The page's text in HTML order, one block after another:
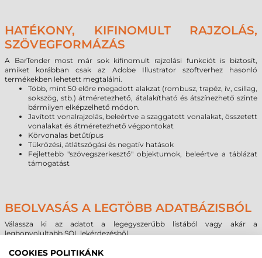
HATÉKONY, KIFINOMULT RAJZOLÁS,
SZÖVEGFORMÁZÁS
A BarTender most már sok kifinomult rajzolási funkciót is biztosít,
amiket korábban csak az Adobe Illustrator szoftverhez hasonló
termékekben lehetett megtalálni.
Több, mint 50 előre megadott alakzat (rombusz, trapéz, ív, csillag,
sokszög, stb.) átméretezhető, átalakítható és átszínezhető szinte
bármilyen elképzelhető módon.
Javított vonalrajzolás, beleértve a szaggatott vonalakat, összetett
vonalakat és átméretezhető végpontokat
Körvonalas betűtípus
Tükrözési, átlátszógási és negatív hatások
Fejlettebb "szövegszerkesztő" objektumok, beleértve a táblázat
támogatást
BEOLVASÁS A LEGTÖBB ADATBÁZISBÓL
Válassza ki az adatot a legegyszerűbb listából vagy akár a
legbonyolultabb SQL lekérdezésből.
táblázatokhoz és adatbázisokhoz. Ez magában foglalja a Microsoft
COOKIES POLITIKÁNK